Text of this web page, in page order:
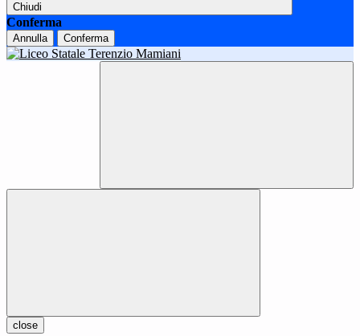
Chiudi
Conferma
Annulla Conferma
close